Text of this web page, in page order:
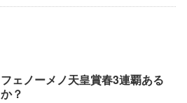
フェノーメノ天皇賞春3連覇ある
か？